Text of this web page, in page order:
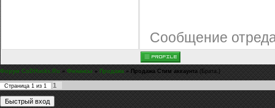
Сообщение
Форум CoDHacks.Ru » Финансы » Продажа » Продажа Стим аккаунта (Брата.)
Страница 1 из 1 1